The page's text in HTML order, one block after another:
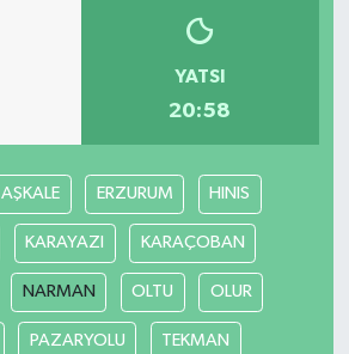
YATSI
20:58
AŞKALE ERZURUM HINIS
KARAYAZI KARAÇOBAN
NARMAN OLTU OLUR
PAZARYOLU TEKMAN